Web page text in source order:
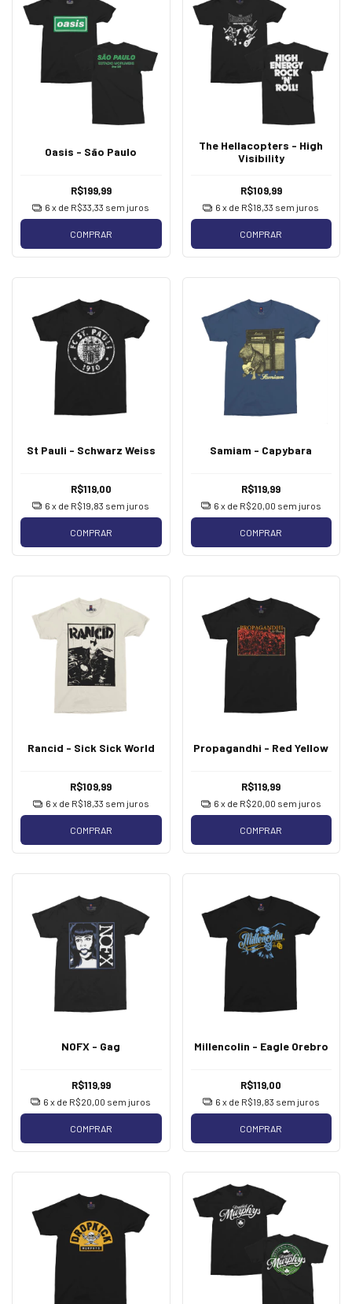
Oasis - São Paulo
R$199,99
6 x de R$33,33 sem juros
COMPRAR
The Hellacopters - High
Visibility
R$109,99
6 x de R$18,33 sem juros
COMPRAR
St Pauli - Schwarz Weiss
R$119,00
6 x de R$19,83 sem juros
COMPRAR
Samiam - Capybara
R$119,99
6 x de R$20,00 sem juros
COMPRAR
Rancid - Sick Sick World
R$109,99
6 x de R$18,33 sem juros
COMPRAR
Propagandhi - Red Yellow
R$119,99
6 x de R$20,00 sem juros
COMPRAR
NOFX - Gag
R$119,99
6 x de R$20,00 sem juros
COMPRAR
Millencolin - Eagle Orebro
R$119,00
6 x de R$19,83 sem juros
COMPRAR